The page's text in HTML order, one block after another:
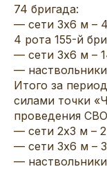
74 бригада:
— сети 3х6 м –
4 рота 155-й
— сети 3х6 м –
—
Итого за
силами точки
проведения
— сети 2х3 м –
— сети 3х6 м –
—